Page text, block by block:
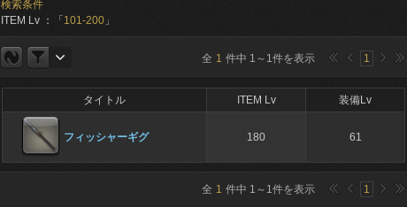
検索条件
ITEM Lv ：「 101-200 」
全 1 件中 1 ～ 1件を表示 1
タイトル ITEM Lv 装備Lv
フィッシャーギグ 180 61
全 1 件中 1 ～ 1件を表示 1